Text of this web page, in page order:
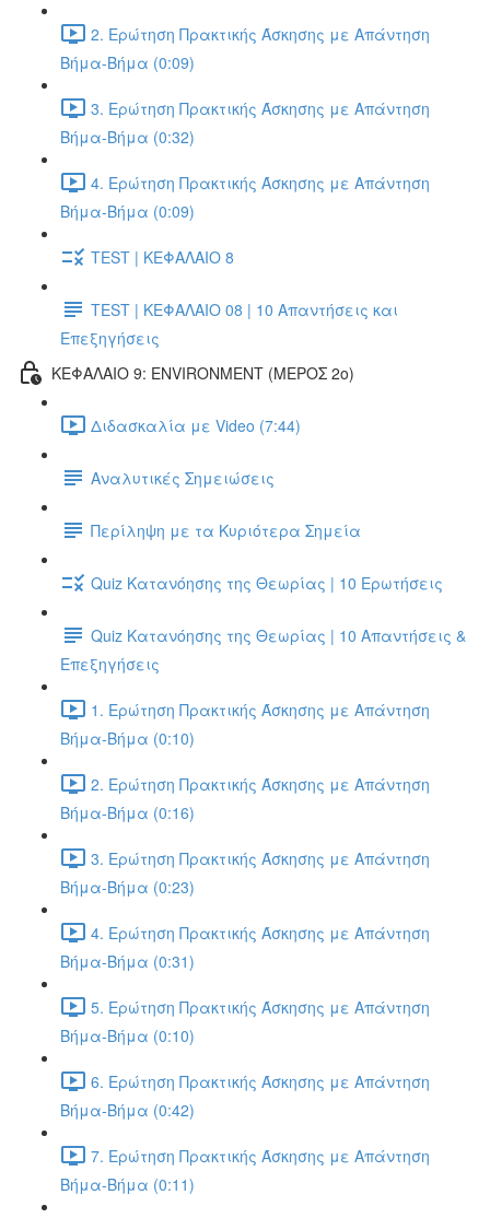
2. Ερώτηση Πρακτικής Άσκησης με Απάντηση
Βήμα-Βήμα (0:09)
3. Ερώτηση Πρακτικής Άσκησης με Απάντηση
Βήμα-Βήμα (0:32)
4. Ερώτηση Πρακτικής Άσκησης με Απάντηση
Βήμα-Βήμα (0:09)
TEST | ΚΕΦΑΛΑΙΟ 8
TEST | ΚΕΦΑΛΑΙΟ 08 | 10 Απαντήσεις και
Επεξηγήσεις
ΚΕΦΑΛΑΙΟ 9: ENVIRONMENT (ΜΕΡΟΣ 2o)
Διδασκαλία με Video (7:44)
Αναλυτικές Σημειώσεις
Περίληψη με τα Κυριότερα Σημεία
Quiz Κατανόησης της Θεωρίας | 10 Ερωτήσεις
Quiz Κατανόησης της Θεωρίας | 10 Απαντήσεις &
Επεξηγήσεις
1. Ερώτηση Πρακτικής Άσκησης με Απάντηση
Βήμα-Βήμα (0:10)
2. Ερώτηση Πρακτικής Άσκησης με Απάντηση
Βήμα-Βήμα (0:16)
3. Ερώτηση Πρακτικής Άσκησης με Απάντηση
Βήμα-Βήμα (0:23)
4. Ερώτηση Πρακτικής Άσκησης με Απάντηση
Βήμα-Βήμα (0:31)
5. Ερώτηση Πρακτικής Άσκησης με Απάντηση
Βήμα-Βήμα (0:10)
6. Ερώτηση Πρακτικής Άσκησης με Απάντηση
Βήμα-Βήμα (0:42)
7. Ερώτηση Πρακτικής Άσκησης με Απάντηση
Βήμα-Βήμα (0:11)